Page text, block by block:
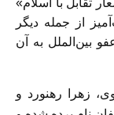
تقابل با اسلام»
از جمله دیگر
بین‌الملل به آن
زهرا رهنورد و